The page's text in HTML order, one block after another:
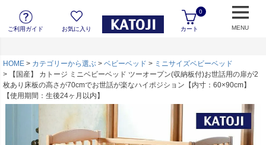
ご利用ガイド お気に入り カート
0
MENU
HOME カテゴリーから選ぶ ベビーベッド
ミニサイズベビーベッド
【国産】 カトージ ミニベビーベッド ツーオープン(収納板付)お世話用の扉が2
枚あり床板の高さが70cmでお世話が楽なハイポジション【内寸：60×90cm】
【使用期間：生後24ヶ月以内】